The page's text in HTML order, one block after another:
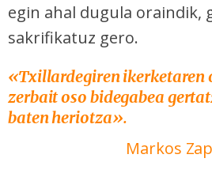
egin ahal dugula oraindik,
sakrifikatuz gero.
«Txillardegiren ikerketaren
zerbait oso bidegabea
baten heriotza».
Markos